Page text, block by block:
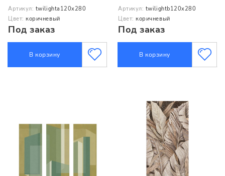
Артикул: twilighta120x280
Цвет: коричневый
Под заказ
В корзину
Артикул: twilightb120x280
Цвет: коричневый
Под заказ
В корзину